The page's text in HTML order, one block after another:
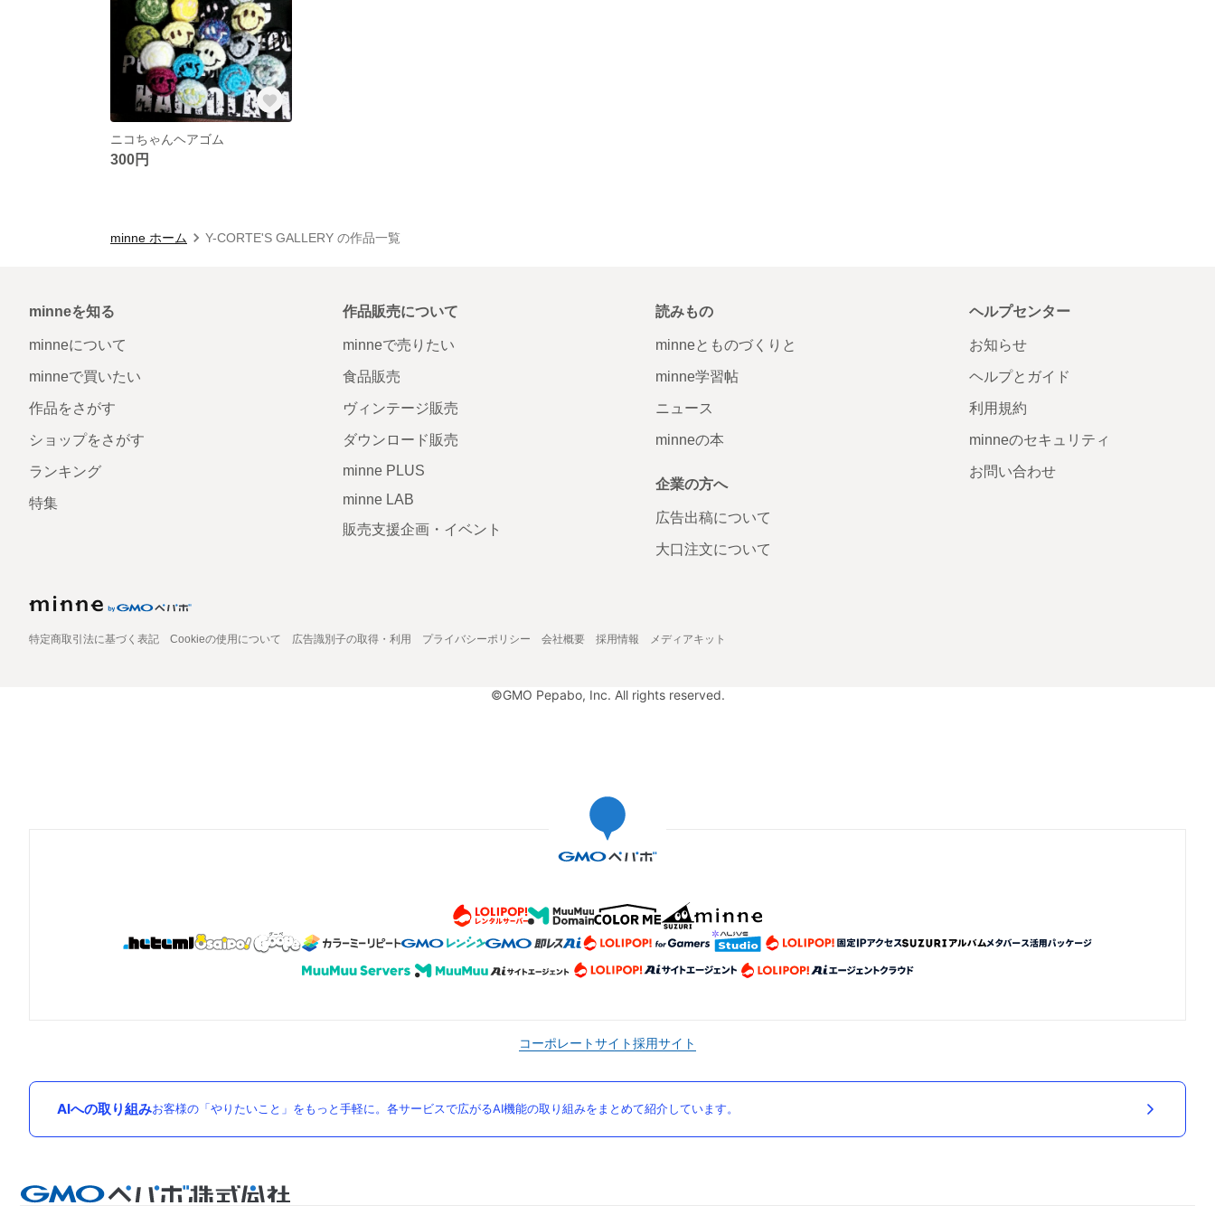
ニコちゃんヘアゴム
300円
minne ホーム Y-CORTE'S GALLERY の作品一覧
minneを知る
minneについて
minneで買いたい
作品をさがす
ショップをさがす
ランキング
特集
作品販売について
minneで売りたい
食品販売
ヴィンテージ販売
ダウンロード販売
minne PLUS
minne LAB
販売支援企画・イベント
読みもの
minneとものづくりと
minne学習帖
ニュース
minneの本
企業の方へ
広告出稿について
大口注文について
ヘルプセンター
お知らせ
ヘルプとガイド
利用規約
minneのセキュリティ
お問い合わせ
特定商取引法に基づく表記 Cookieの使用について 広告識別子の取得・利用 プライバシーポリシー 会社概要 採用情報 メディアキット
©GMO Pepabo, Inc. All rights reserved.
コーポレートサイト採用サイト
AIへの取り組みお客様の「やりたいこと」をもっと手軽に。各サービスで広がるAI機能の取り組みをまとめて紹介しています。